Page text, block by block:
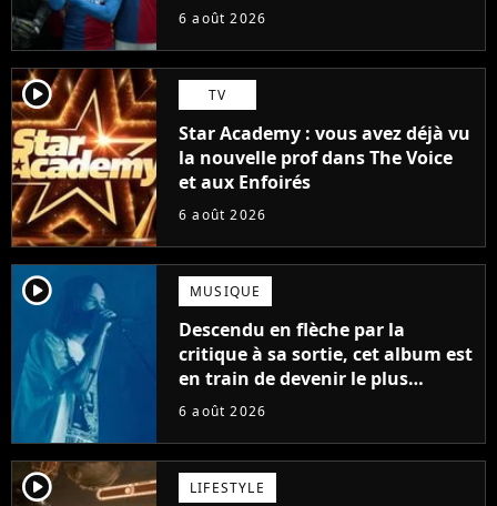
6 août 2026
player2 TV
Star Academy : vous avez déjà vu
la nouvelle prof dans The Voice
et aux Enfoirés
6 août 2026
player2 MUSIQUE
Descendu en flèche par la
critique à sa sortie, cet album est
en train de devenir le plus
populaire de son auteur
6 août 2026
player2 LIFESTYLE